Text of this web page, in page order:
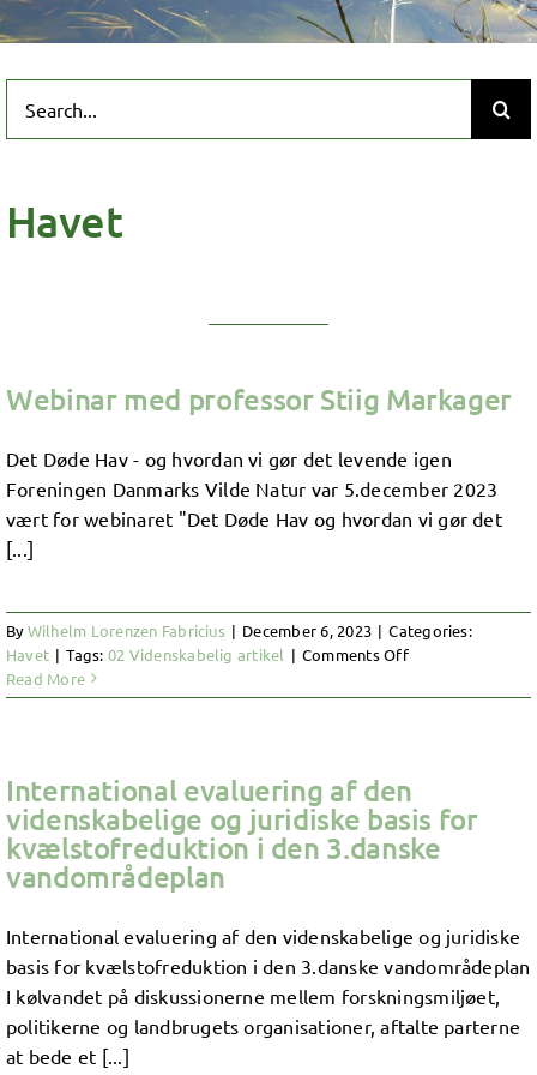
for:
Havet
Webinar med professor Stiig Markager
Det Døde Hav - og hvordan vi gør det levende igen
Foreningen Danmarks Vilde Natur var 5.december 2023
vært for webinaret "Det Døde Hav og hvordan vi gør det
[...]
ByWilhelm Lorenzen Fabricius | December 6, 2023 | Categories:
Havet | Tags: 02 Videnskabelig artikel | Comments Offon
med
Read More
International evaluering af den
videnskabelige og juridiske basis for
kvælstofreduktion i den 3.danske
vandområdeplan
International evaluering af den videnskabelige og juridiske
basis for kvælstofreduktion i den 3.danske vandområdeplan
I kølvandet på diskussionerne mellem forskningsmiljøet,
politikerne og landbrugets organisationer, aftalte parterne
at bede et [...]